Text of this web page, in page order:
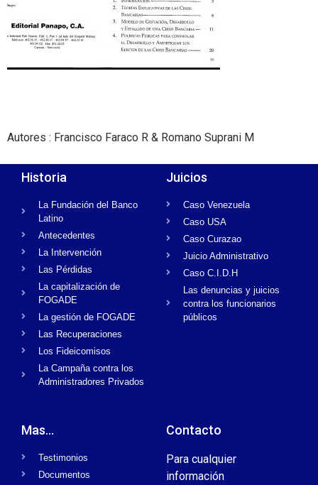
Autores : Francisco Faraco R & Romano Suprani M
Historia
La Fundación del Banco
Latino
Antecedentes
La Intervención
Las Pérdidas
La capitalización de
FOGADE
La gestión de FOGADE
Las Recuperaciones
Los Fideicomisos
La Campaña contra los
Administradores Privados
Juicios
Caso Venezuela
Caso USA
Caso Curazao
Juicio Administrativo
Caso C.I.D.H
Las denuncias y juicios
contra los funcionarios
públicos
Mas...
Testimonios
Documentos
Contacto
Para cualquier
información